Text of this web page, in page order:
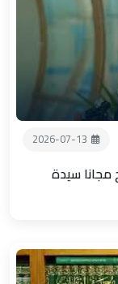
2026-07-13
مجانا سيدة